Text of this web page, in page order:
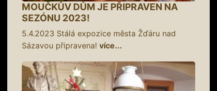
MOUČKŮV DŮM JE PŘIPRAVEN NA
SEZÓNU 2023!
5.4.2023 Stálá expozice města Žďáru nad
Sázavou připravena! více...